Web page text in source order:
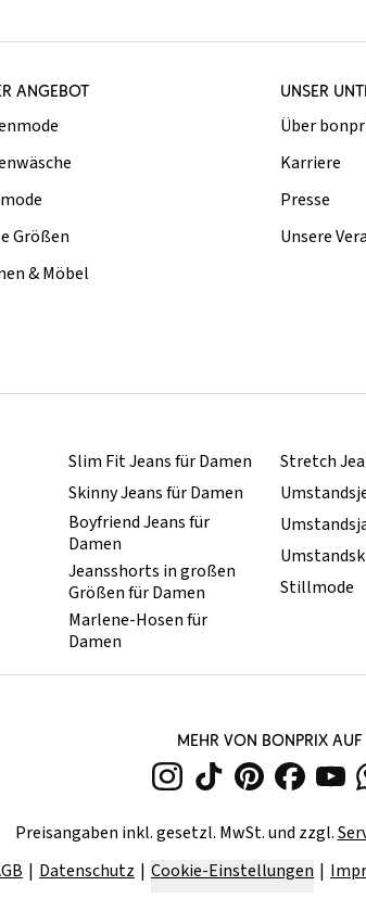
ANGEBOT
Größen
& Möbel
UNSER
Über
Karriere
Presse
Unsere
Slim Fit Jeans für Damen
Skinny Jeans für Damen
Boyfriend Jeans für
Damen
Jeansshorts in großen
Größen für Damen
Marlene-Hosen für
Damen
Stretch
Stillmode
MEHR VON BONPRIX AUF
Preisangaben inkl. gesetzl. MwSt. und zzgl.
Datenschutz Cookie-Einstellungen